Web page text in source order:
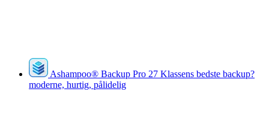
Ashampoo® Backup Pro 27 Klassens bedste backup?
moderne, hurtig, pålidelig